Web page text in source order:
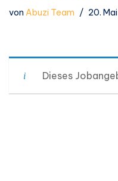
vonAbuzi Team 20.
Dieses